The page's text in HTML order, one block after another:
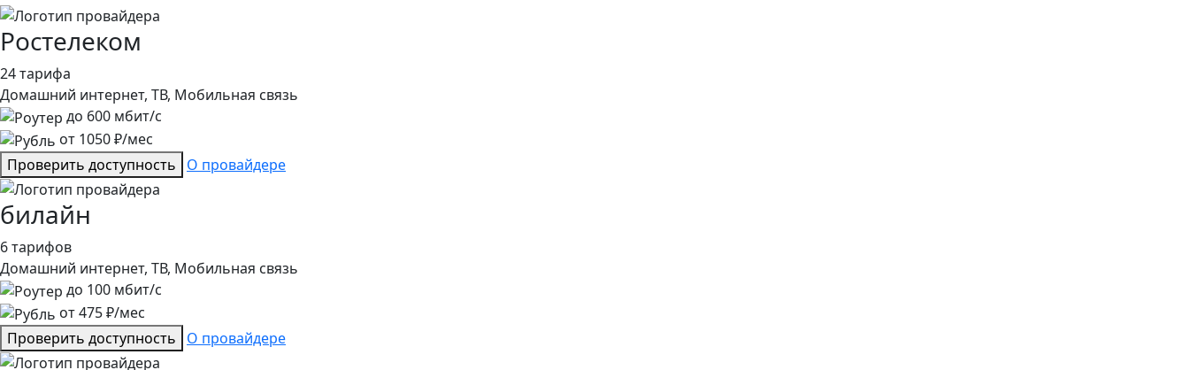
Ростелеком
24 тарифа
Домашний интернет, ТВ, Мобильная связь
до 600 мбит/с
от 1050₽/мес
Проверить доступность
О провайдере
билайн
6 тарифов
Домашний интернет, ТВ, Мобильная связь
до 100 мбит/с
от475₽/мес
Проверить доступность
О провайдере